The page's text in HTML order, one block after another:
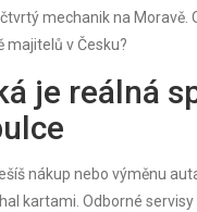
mechanik na Moravě.
majitelů v Česku?
je reálná
nákup nebo výměnu
kartami. Odborné